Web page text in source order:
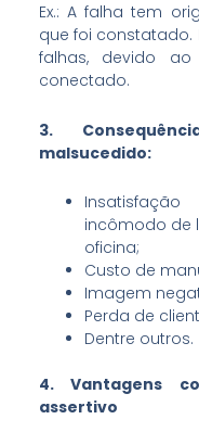
Ex.: A falha tem
que foi constatado.
falhas, devido
conectado.
3.
malsucedido:
incômodo de
oficina;
Custo de
Imagem
Perda de
Dentre outros.
4. Vantagens
assertivo